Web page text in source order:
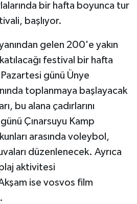
bir hafta boyunca tur
başlıyor.
gelen 200'e yakın
festival bir hafta
günü Ünye
toplanmaya başlayacak
bu alana çadırlarını
Çınarsuyu Kamp
arasında voleybol,
düzenlenecek. Ayrıca
aktivitesi
ise vosvos film